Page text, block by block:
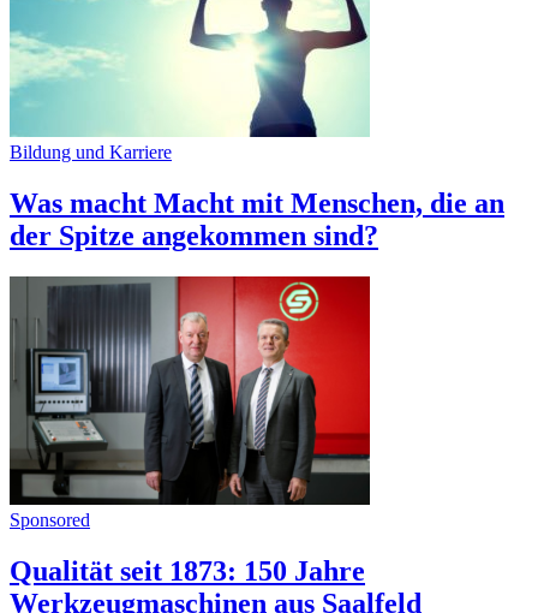
Bildung und Karriere
Was macht Macht mit Menschen, die an
der Spitze angekommen sind?
Sponsored
Qualität seit 1873: 150 Jahre
Werkzeugmaschinen aus Saalfeld